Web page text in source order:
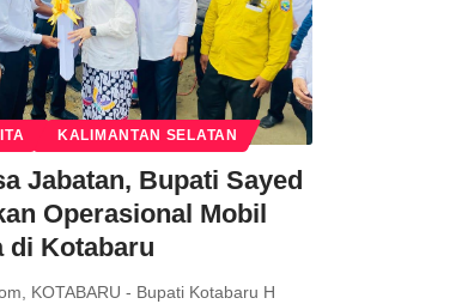
KALIMANTAN SELATAN
Jabatan, Bupati Sayed
Operasional Mobil
di Kotabaru
KOTABARU - Bupati Kotabaru H